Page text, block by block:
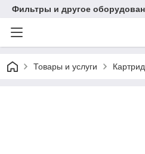
Фильтры и другое
Товары и услуги